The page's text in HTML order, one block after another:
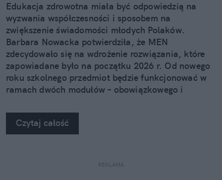
Edukacja zdrowotna miała być odpowiedzią na
wyzwania współczesności i sposobem na
zwiększenie świadomości młodych Polaków.
Barbara Nowacka potwierdziła, że MEN
zdecydowało się na wdrożenie rozwiązania, które
zapowiadane było na początku 2026 r. Od nowego
roku szkolnego przedmiot będzie funkcjonować w
ramach dwóch modułów – obowiązkowego i
Czytaj całość
REKLAMA